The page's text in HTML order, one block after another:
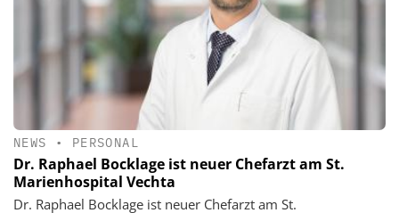
NEWS • PERSONAL
Dr. Raphael Bocklage ist neuer Chefarzt am St.
Marienhospital Vechta
Dr. Raphael Bocklage ist neuer Chefarzt am St.